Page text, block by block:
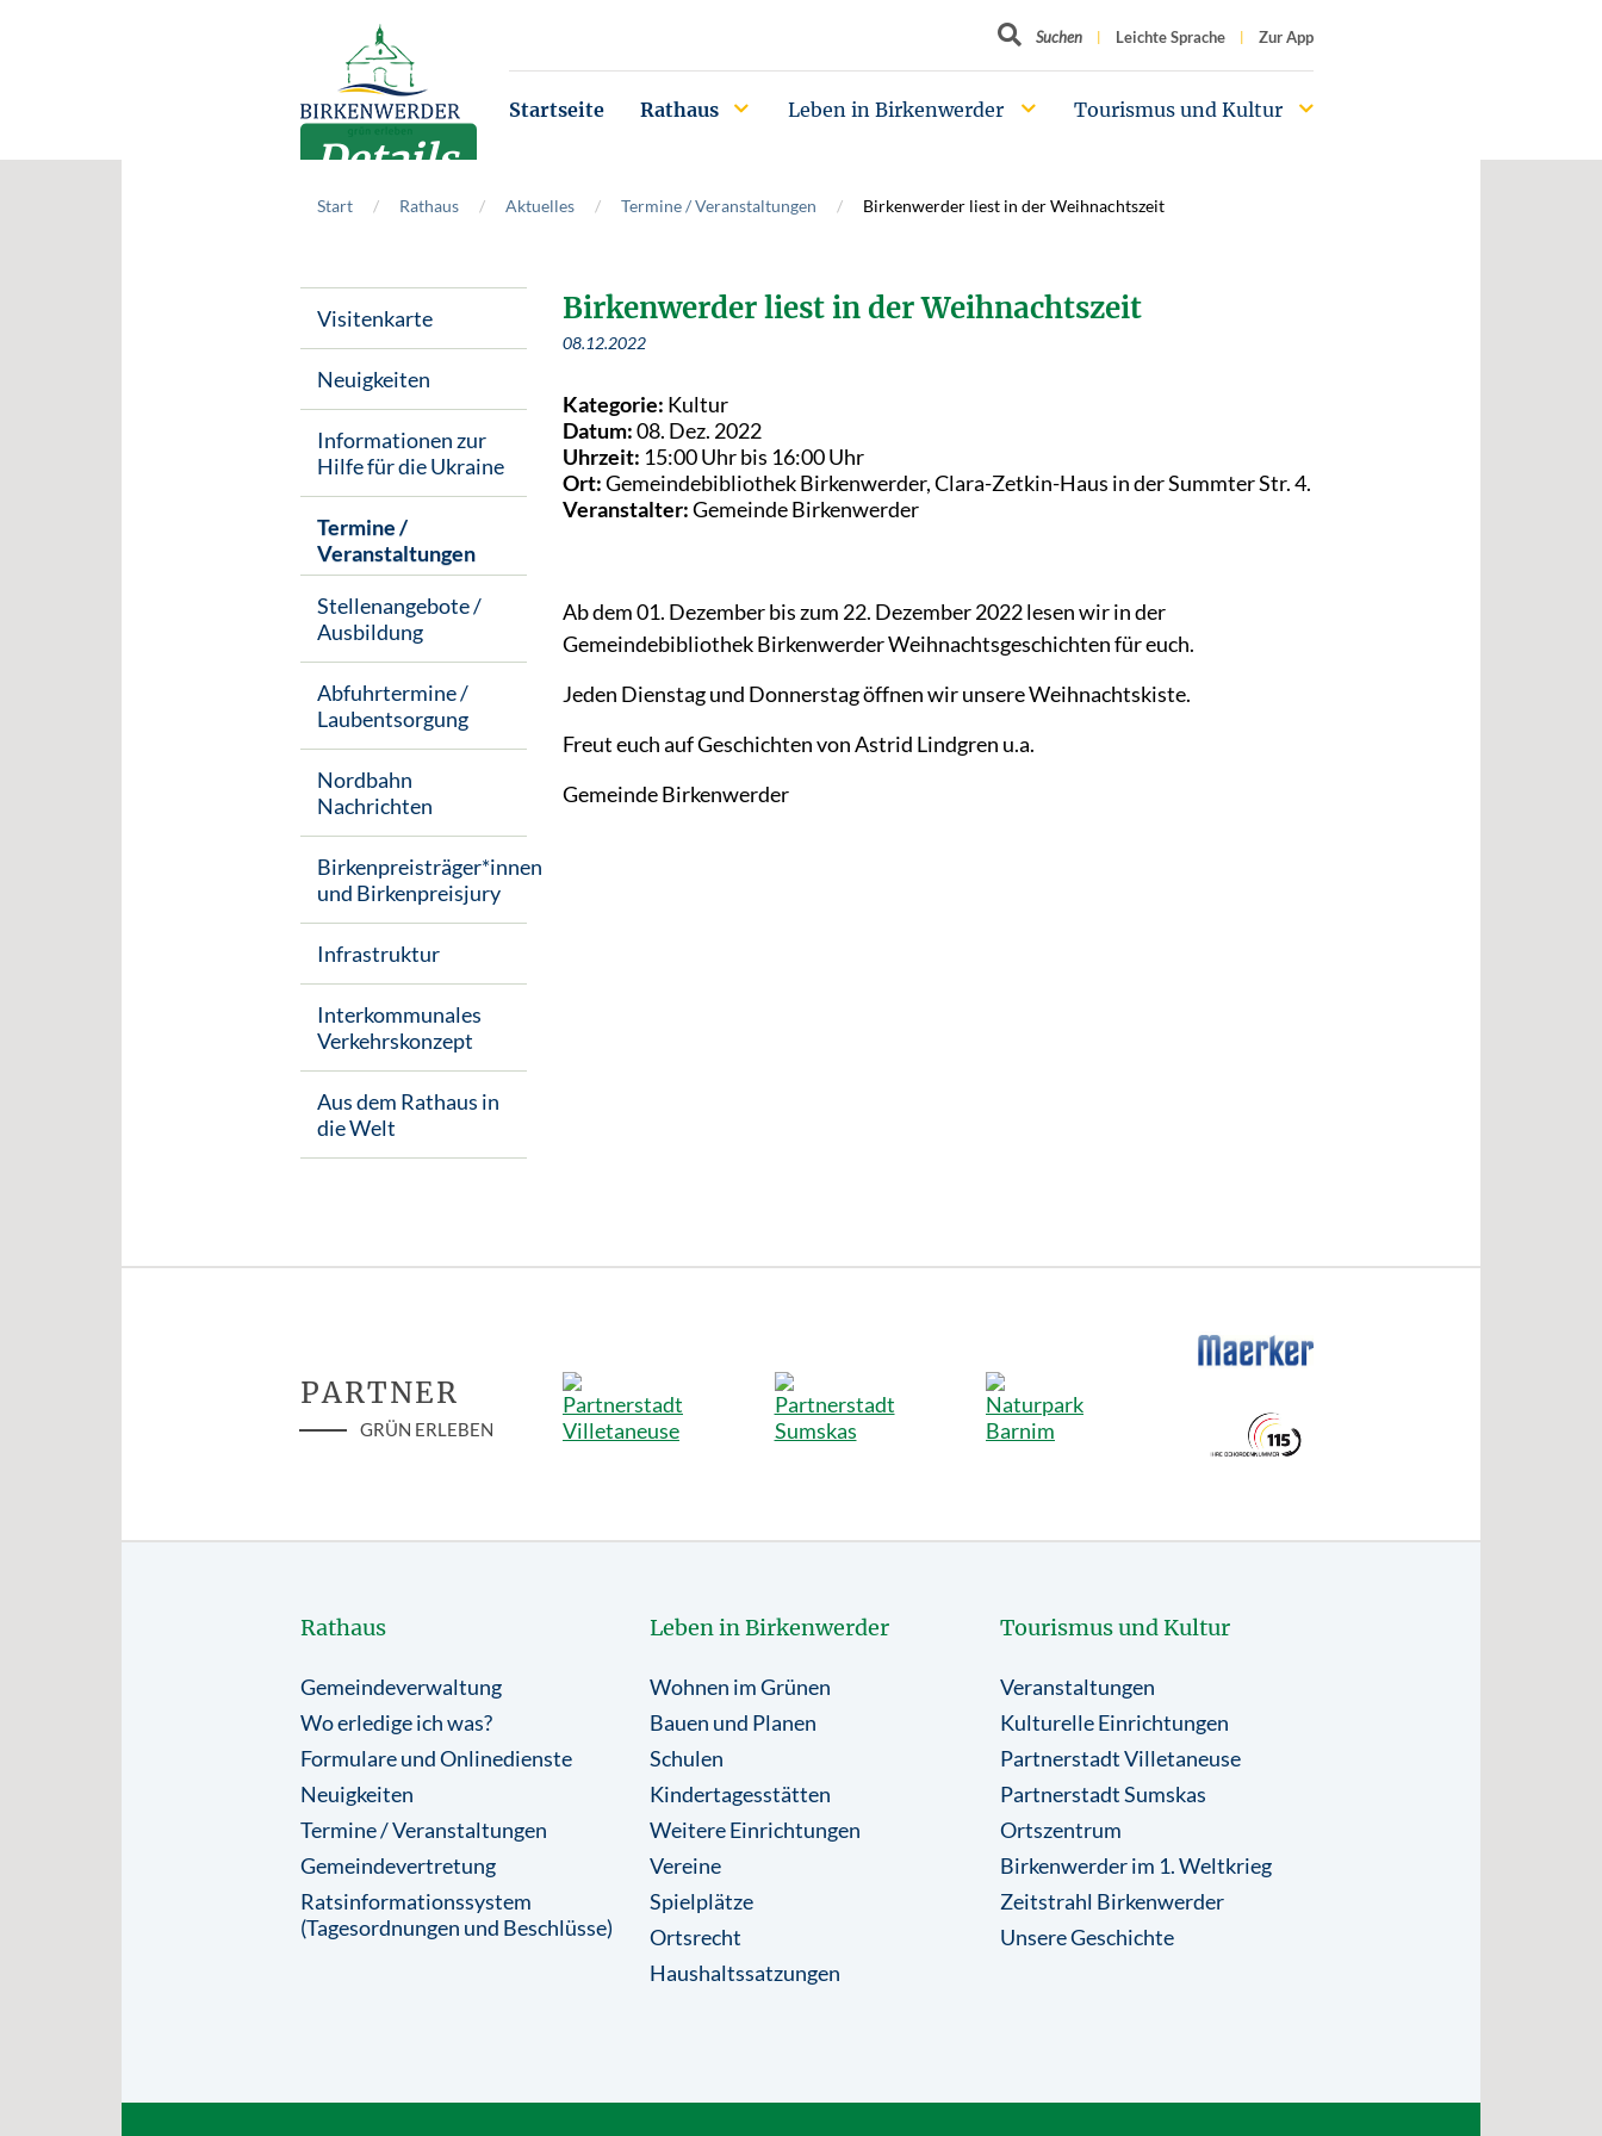
Suchbegriff
Suchen Leichte Sprache Zur App
Startseite Rathaus Leben in Birkenwerder Tourismus und Kultur
Details
Start Rathaus Aktuelles Termine / Veranstaltungen Birkenwerder liest in der Weihnachtszeit
Visitenkarte
Neuigkeiten
Informationen zur
Hilfe für die Ukraine
Termine /
Veranstaltungen
Stellenangebote /
Ausbildung
Abfuhrtermine /
Laubentsorgung
Nordbahn
Nachrichten
Birkenpreisträger*innen
und Birkenpreisjury
Infrastruktur
Interkommunales
Verkehrskonzept
Aus dem Rathaus in
die Welt
Birkenwerder liest in der Weihnachtszeit
08.12.2022
Kategorie: Kultur
Datum:08. Dez. 2022
Uhrzeit: 15:00 Uhr bis 16:00 Uhr
Ort:Gemeindebibliothek Birkenwerder, Clara-Zetkin-Haus in der Summter Str. 4.
Veranstalter:Gemeinde Birkenwerder
Ab dem 01. Dezember bis zum 22. Dezember 2022 lesen wir in der
Gemeindebibliothek Birkenwerder Weihnachtsgeschichten für euch.
Jeden Dienstag und Donnerstag öffnen wir unsere Weihnachtskiste.
Freut euch auf Geschichten von Astrid Lindgren u.a.
Gemeinde Birkenwerder
PARTNER
GRÜN ERLEBEN
Rathaus
Gemeindeverwaltung
Wo erledige ich was?
Formulare und Onlinedienste
Neuigkeiten
Termine / Veranstaltungen
Gemeindevertretung
Ratsinformationssystem
(Tagesordnungen und Beschlüsse)
Leben in Birkenwerder
Wohnen im Grünen
Bauen und Planen
Schulen
Kindertagesstätten
Weitere Einrichtungen
Vereine
Spielplätze
Ortsrecht
Haushaltssatzungen
Tourismus und Kultur
Veranstaltungen
Kulturelle Einrichtungen
Partnerstadt Villetaneuse
Partnerstadt Sumskas
Ortszentrum
Birkenwerder im 1. Weltkrieg
Zeitstrahl Birkenwerder
Unsere Geschichte